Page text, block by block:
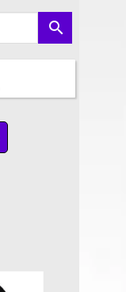
search